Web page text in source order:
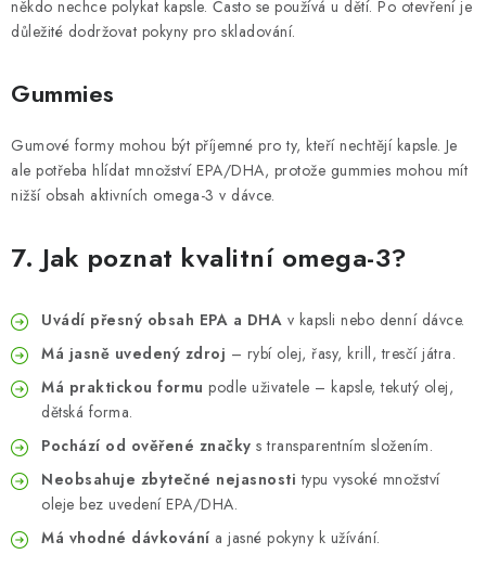
někdo nechce polykat kapsle. Často se používá u dětí. Po otevření je
důležité dodržovat pokyny pro skladování.
Gummies
Gumové formy mohou být příjemné pro ty, kteří nechtějí kapsle. Je
ale potřeba hlídat množství EPA/DHA, protože gummies mohou mít
nižší obsah aktivních omega-3 v dávce.
7. Jak poznat kvalitní omega-3?
Uvádí přesný obsah EPA a DHA v kapsli nebo denní dávce.
Má jasně uvedený zdroj – rybí olej, řasy, krill, tresčí játra.
Má praktickou formu podle uživatele – kapsle, tekutý olej,
dětská forma.
Pochází od ověřené značky s transparentním složením.
Neobsahuje zbytečné nejasnosti typu vysoké množství
oleje bez uvedení EPA/DHA.
Má vhodné dávkování a jasné pokyny k užívání.